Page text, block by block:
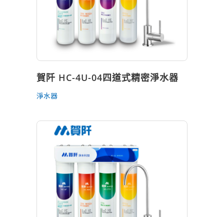
賀阡 HC-4U-04四道式精密淨水器
淨水器